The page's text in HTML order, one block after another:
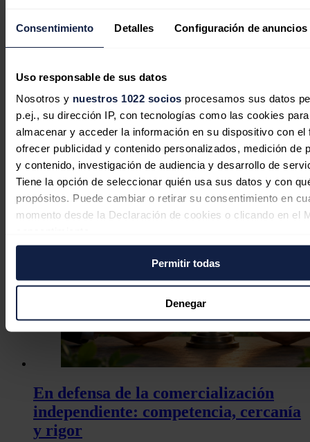
Consentimiento Detalles Configuración de anuncios
Uso responsable de sus datos
Nosotros y nuestros 1022 socios procesamos sus datos
p.ej., su dirección IP, con tecnologías como las cookies para
almacenar y acceder la información en su dispositivo con el
ofrecer publicidad y contenido personalizados, medición de
y contenido, investigación de audiencia y desarrollo de
Tiene la opción de seleccionar quién usa sus datos y con
propósitos. Puede cambiar o retirar su consentimiento en
momento desde la Declaración de cookies o clicando en el
Si lo permite, también quisiéramos:
Recopilar información sobre su ubicación geográfica
puede tener una precisión de varios metros
Identificar su dispositivo analizándolo activamente
características específicas (huellas digitales)
Obtenga más información sobre cómo se procesan sus
personales y establezca sus preferencias en lasección de
Puede cambiar o retirar su consentimiento en cualquier
la Declaración de cookies.
Las cookies de este sitio web se usan para personalizar el
Permitir todas
Denegar
La edad media del parque
automovilístico español vuelve a
aumentar en 2025 hasta los 14,6 años
Redacción 06/08/2026
En defensa de la comercialización
independiente: competencia, cercanía
y rigor